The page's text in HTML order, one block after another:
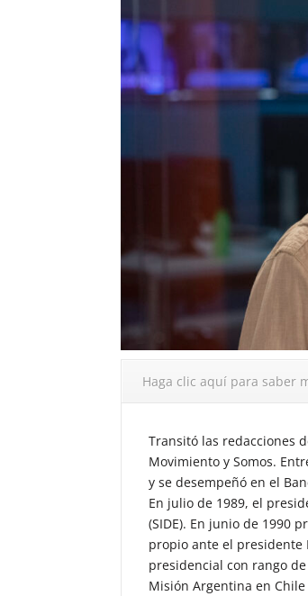
Haga clic aquí para saber
Transitó las redacciones
Movimiento y Somos.
y se desempeñó en el
En julio de 1989, el
(SIDE). En junio de 1990
propio ante el presidente
presidencial con rango
Misión Argentina en